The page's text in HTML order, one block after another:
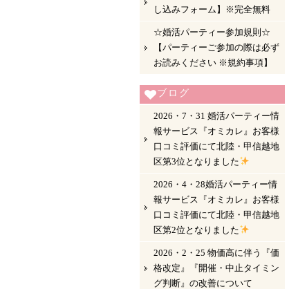
し込みフォーム】※完全無料
☆婚活パーティー参加規則☆
【パーティーご参加の際は必ず
お読みください ※規約事項】
ブログ
2026・7・31 婚活パーティー情
報サービス『オミカレ』お客様
口コミ評価にて北陸・甲信越地
区第3位となりました
2026・4・28婚活パーティー情
報サービス『オミカレ』お客様
口コミ評価にて北陸・甲信越地
区第2位となりました
2026・2・25 物価高に伴う『価
格改定』『開催・中止タイミン
グ判断』の改善について